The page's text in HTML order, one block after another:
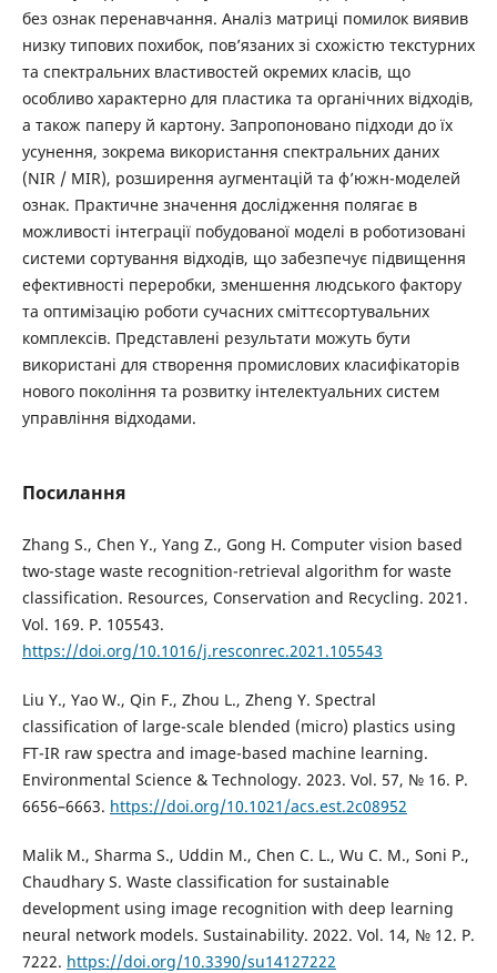
без ознак перенавчання. Аналіз матриці помилок виявив
низку типових похибок, пов’язаних зі схожістю текстурних
та спектральних властивостей окремих класів, що
особливо характерно для пластика та органічних відходів,
а також паперу й картону. Запропоновано підходи до їх
усунення, зокрема використання спектральних даних
(NIR / MIR), розширення аугментацій та ф’южн-моделей
ознак. Практичне значення дослідження полягає в
можливості інтеграції побудованої моделі в роботизовані
системи сортування відходів, що забезпечує підвищення
ефективності переробки, зменшення людського фактору
та оптимізацію роботи сучасних сміттєсортувальних
комплексів. Представлені результати можуть бути
використані для створення промислових класифікаторів
нового покоління та розвитку інтелектуальних систем
управління відходами.
Посилання
Zhang S., Chen Y., Yang Z., Gong H. Computer vision based
two-stage waste recognition-retrieval algorithm for waste
classification. Resources, Conservation and Recycling. 2021.
Vol. 169. P. 105543.
https://doi.org/10.1016/j.resconrec.2021.105543
Liu Y., Yao W., Qin F., Zhou L., Zheng Y. Spectral
classification of large-scale blended (micro) plastics using
FT-IR raw spectra and image-based machine learning.
Environmental Science & Technology. 2023. Vol. 57, № 16. P.
6656–6663. https://doi.org/10.1021/acs.est.2c08952
Malik M., Sharma S., Uddin M., Chen C. L., Wu C. M., Soni P.,
Chaudhary S. Waste classification for sustainable
development using image recognition with deep learning
neural network models. Sustainability. 2022. Vol. 14, № 12. P.
7222. https://doi.org/10.3390/su14127222